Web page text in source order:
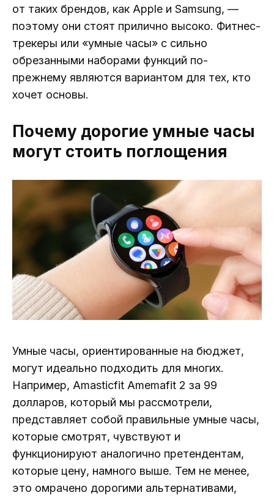
от таких брендов, как Apple и Samsung, —
поэтому они стоят прилично высоко. Фитнес-
трекеры или «умные часы» с сильно
обрезанными наборами функций по-
прежнему являются вариантом для тех, кто
хочет основы.
Почему дорогие умные часы
могут стоить поглощения
Умные часы, ориентированные на бюджет,
могут идеально подходить для многих.
Например, Amasticfit Amemafit 2 за 99
долларов, который мы рассмотрели,
представляет собой правильные умные часы,
которые смотрят, чувствуют и
функционируют аналогично претендентам,
которые цену, намного выше. Тем не менее,
это омрачено дорогими альтернативами,